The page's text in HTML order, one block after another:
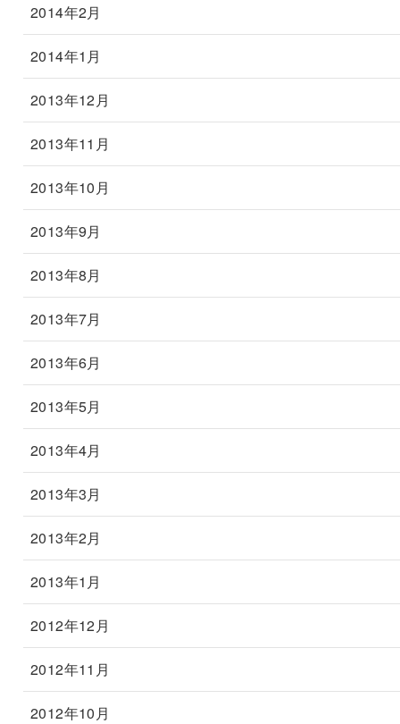
2014年2月
2014年1月
2013年12月
2013年11月
2013年10月
2013年9月
2013年8月
2013年7月
2013年6月
2013年5月
2013年4月
2013年3月
2013年2月
2013年1月
2012年12月
2012年11月
2012年10月